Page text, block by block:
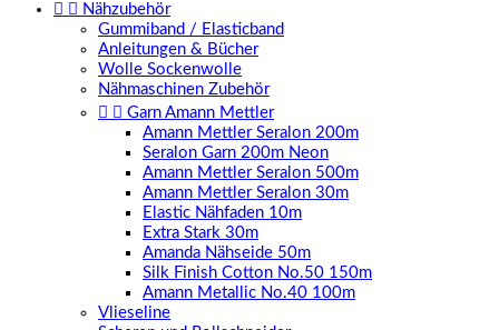
  Nähzubehör
Gummiband / Elasticband
Anleitungen & Bücher
Wolle Sockenwolle
Nähmaschinen Zubehör
  Garn Amann Mettler
Amann Mettler Seralon 200m
Seralon Garn 200m Neon
Amann Mettler Seralon 500m
Amann Mettler Seralon 30m
Elastic Nähfaden 10m
Extra Stark 30m
Amanda Nähseide 50m
Silk Finish Cotton No.50 150m
Amann Metallic No.40 100m
Vlieseline